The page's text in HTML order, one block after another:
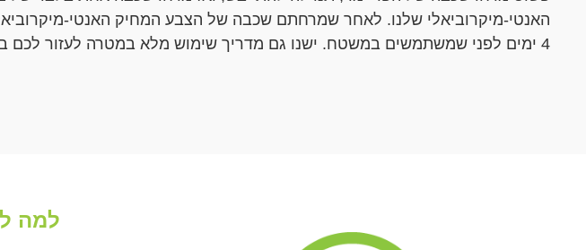
האנטי-מיקרוביאלי שלנו. לאחר שמרחתם שכבה של הצבע המחיק האנטי-
4 ימים לפני שמשתמשים במשטח. ישנו גם מדריך שימוש מלא במטרה לעזור לכם בצביעה.
למה